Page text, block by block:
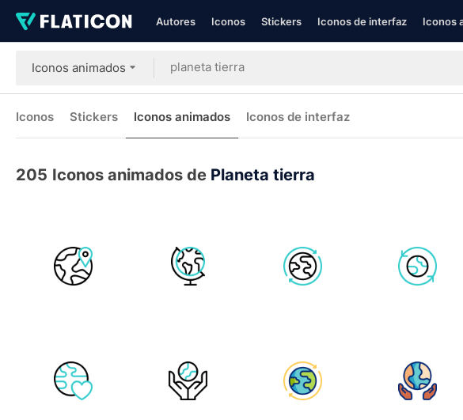
Autores Iconos Stickers Iconos de interfaz Iconos
Iconos animados
Iconos Stickers Iconos animados Iconos de interfaz
205 Iconos animados de Planeta tierra